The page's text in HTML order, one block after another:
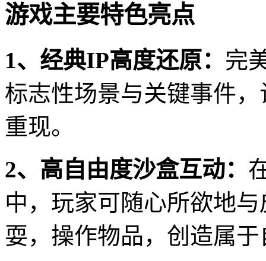
游戏主要特色亮点
1、经典IP高度还原： 完
标志性场景与关键事件
重现。
2、高自由度沙盒互动：
中，玩家可随心所欲地
耍，操作物品，创造属